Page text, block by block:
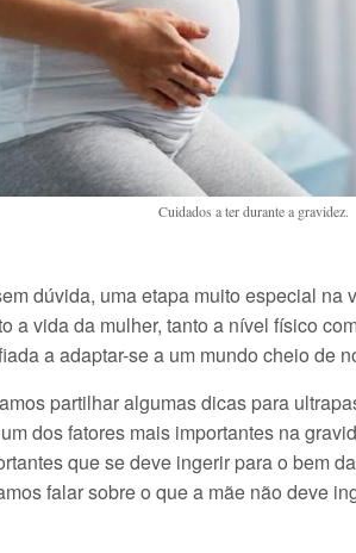
Cuidados a ter durante a gravidez.
dúvida, uma etapa muito especial na
a vida da mulher, tanto a nível físico
a adaptar-se a um mundo cheio de
partilhar algumas dicas para
dos fatores mais importantes na
que se deve ingerir para o bem
falar sobre o que a mãe não deve